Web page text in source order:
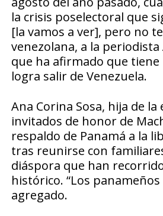
la crisis poselectoral que
[la vamos a ver], pero no
venezolana, a la
que ha afirmado que tiene
logra salir de Venezuela.
Ana Corina Sosa, hija de
invitados de honor de
respaldo de Panamá a la
tras reunirse con
diáspora que han
histórico. “Los
agregado.